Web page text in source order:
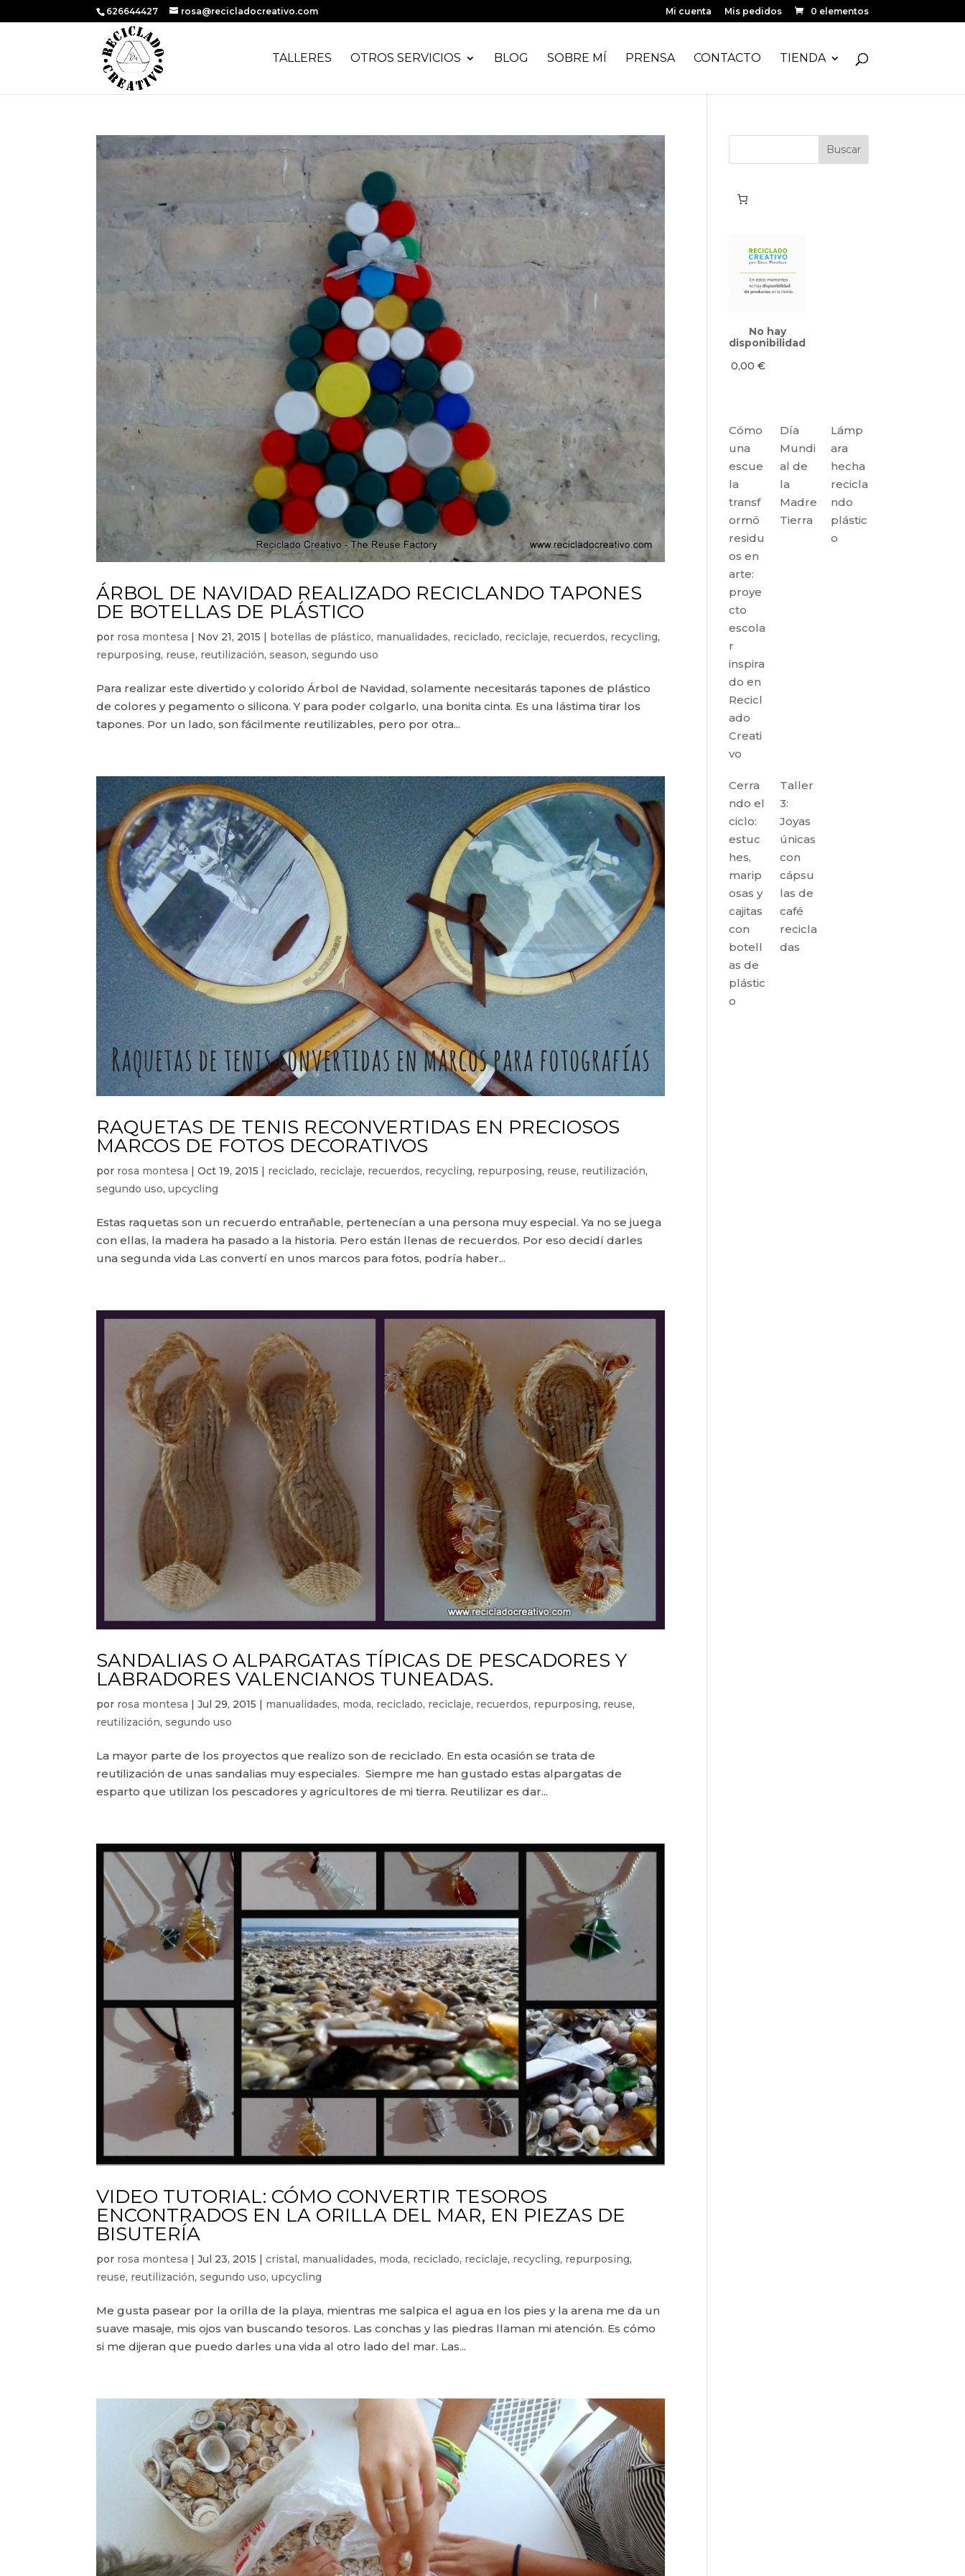
626644427 rosa@recicladocreativo.com Mi cuenta Mis pedidos 0 elementos
TALLERES OTROS SERVICIOS BLOG SOBRE MÍ PRENSA CONTACTO TIENDA
ÁRBOL DE NAVIDAD REALIZADO RECICLANDO TAPONES
DE BOTELLAS DE PLÁSTICO
por rosa montesa | Nov 21, 2015 | botellas de plástico, manualidades, reciclado, reciclaje, recuerdos, recycling,
repurposing, reuse, reutilización,season,segundo uso
Para realizar este divertido y colorido Árbol de Navidad, solamente necesitarás tapones de plástico
de colores y pegamento o silicona. Y para poder colgarlo, una bonita cinta. Es una lástima tirar los
tapones. Por un lado, son fácilmente reutilizables, pero por otra...
RAQUETAS DE TENIS RECONVERTIDAS EN PRECIOSOS
MARCOS DE FOTOS DECORATIVOS
por rosa montesa |Oct 19, 2015 | reciclado, reciclaje, recuerdos, recycling, repurposing, reuse, reutilización,
segundo uso,upcycling
Estas raquetas son un recuerdo entrañable, pertenecían a una persona muy especial. Ya no se juega
con ellas, la madera ha pasado a la historia. Pero están llenas de recuerdos. Por eso decidí darles
una segunda vida Las convertí en unos marcos para fotos, podría haber...
SANDALIAS O ALPARGATAS TÍPICAS DE PESCADORES Y
LABRADORES VALENCIANOS TUNEADAS.
por rosa montesa |Jul 29, 2015 | manualidades, moda, reciclado, reciclaje, recuerdos, repurposing, reuse,
reutilización,segundo uso
La mayor parte de los proyectos que realizo son de reciclado. En esta ocasión se trata de
reutilización de unas sandalias muy especiales. Siempre me han gustado estas alpargatas de
esparto que utilizan los pescadores y agricultores de mi tierra. Reutilizar es dar...
VIDEO TUTORIAL: CÓMO CONVERTIR TESOROS
ENCONTRADOS EN LA ORILLA DEL MAR, EN PIEZAS DE
BISUTERÍA
por rosa montesa |Jul 23, 2015 |cristal, manualidades, moda, reciclado, reciclaje, recycling, repurposing,
reuse, reutilización,segundo uso,upcycling
Me gusta pasear por la orilla de la playa, mientras me salpica el agua en los pies y la arena me da un
suave masaje, mis ojos van buscando tesoros. Las conchas y las piedras llaman mi atención. Es cómo
si me dijeran que puedo darles una vida al otro lado del mar. Las...
No hay
disponibilidad
0,00€
Cómo
una
escue
la
transf
ormó
residu
os en
arte:
proye
cto
escola
r
inspira
do en
Recicl
ado
Creati
vo
Día
Mundi
al de
la
Madre
Tierra
Lámp
ara
hecha
recicla
ndo
plástic
o
Cerra
ndo el
ciclo:
estuc
hes,
marip
osas y
cajitas
con
botell
as de
plástic
o
Taller
3:
Joyas
únicas
con
cápsu
las de
café
recicla
das